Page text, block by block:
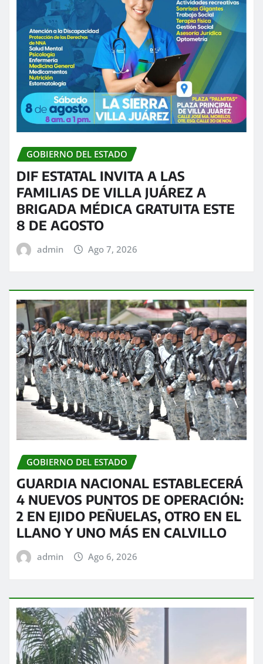
GOBIERNO DEL ESTADO
DIF ESTATAL INVITA A LAS
FAMILIAS DE VILLA JUÁREZ A
BRIGADA MÉDICA GRATUITA ESTE
8 DE AGOSTO
admin Ago 7, 2026
GOBIERNO DEL ESTADO
GUARDIA NACIONAL ESTABLECERÁ
4 NUEVOS PUNTOS DE OPERACIÓN:
2 EN EJIDO PEÑUELAS, OTRO EN EL
LLANO Y UNO MÁS EN CALVILLO
admin Ago 6, 2026